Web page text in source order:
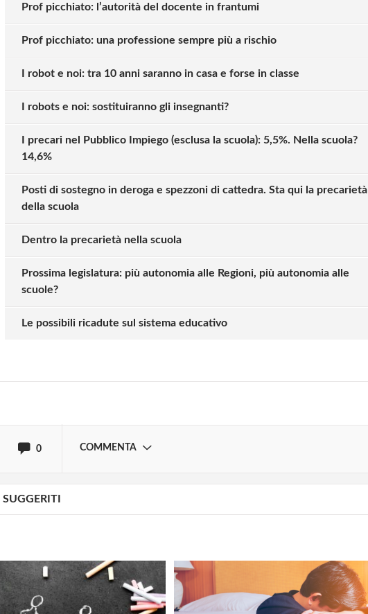
Prof picchiato: l’autorità del docente in frantumi
Prof picchiato: una professione sempre più a rischio
I robot e noi: tra 10 anni saranno in casa e forse in classe
I robots e noi: sostituiranno gli insegnanti?
I precari nel Pubblico Impiego (esclusa la scuola): 5,5%. Nella scuola?
14,6%
Posti di sostegno in deroga e spezzoni di cattedra. Sta qui la precarietà
della scuola
Dentro la precarietà nella scuola
Prossima legislatura: più autonomia alle Regioni, più autonomia alle
scuole?
Le possibili ricadute sul sistema educativo
0 COMMENTA
gli utenti registrati possono commentare!